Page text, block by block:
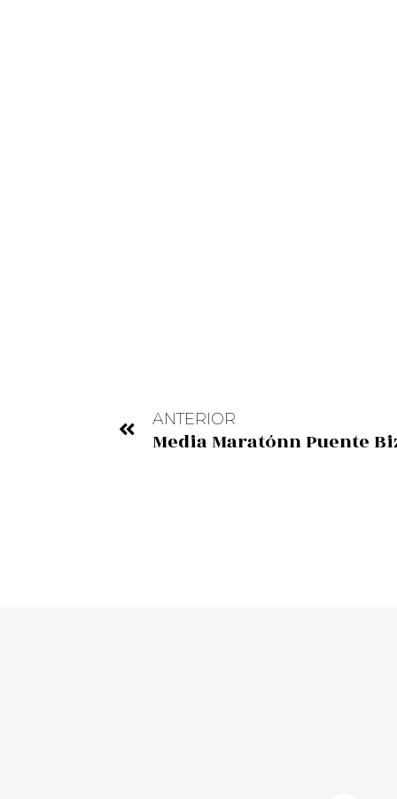
ANTERIOR
Media Maratónn Puente